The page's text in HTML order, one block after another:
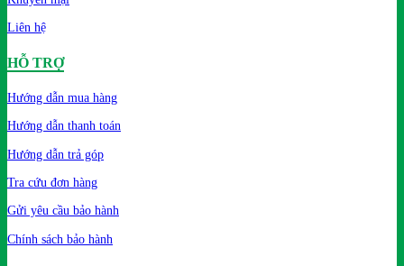
Liên hệ
HỖ TRỢ
Hướng dẫn mua hàng
Hướng dẫn thanh toán
Hướng dẫn trả góp
Tra cứu đơn hàng
Gửi yêu cầu bảo hành
Chính sách bảo hành